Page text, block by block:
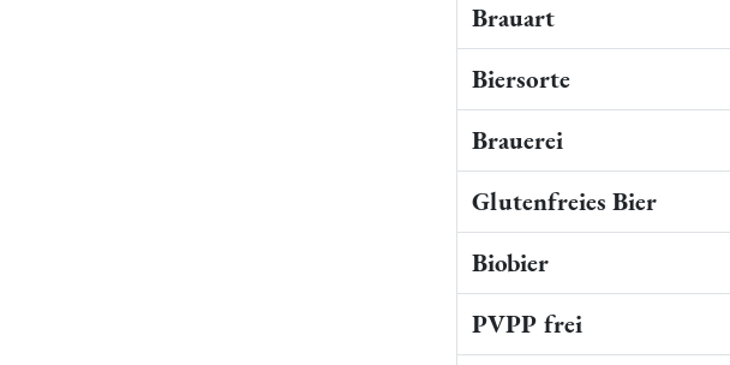
Brauart
Biersorte
Brauerei
Glutenfreies Bier
Biobier
PVPP frei